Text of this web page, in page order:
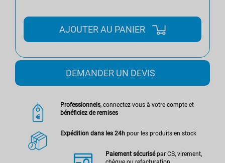
AJOUTER AU PANIER
DEMANDER UN DEVIS
Professionnels, connectez-vous à votre compte et
bénéficiez de remises
Expédition dans les 24h pour les produits en stock
Paiement sécurisépar CB, virement,